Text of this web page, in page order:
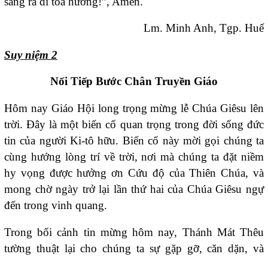
Lm. Minh Anh, Tgp. Huế
Suy niệm 2
Nối Tiếp Bước Chân Truyền Giáo
Hôm nay Giáo Hội long trọng mừng lễ Chúa Giêsu lên
trời. Đây là một biến cố quan trọng trong đời sống đức
tin của người Ki-tô hữu. Biến cố này mời gọi chúng ta
cùng hướng lòng trí về trời, nơi mà chúng ta đặt niềm
hy vọng được hưởng ơn Cứu độ của Thiên Chúa, và
mong chờ ngày trở lại lần thứ hai của Chúa Giêsu ngự
đến trong vinh quang.
Trong bối cảnh tin mừng hôm nay, Thánh Mát Thêu
tường thuật lại cho chúng ta sự gặp gỡ, căn dặn, và